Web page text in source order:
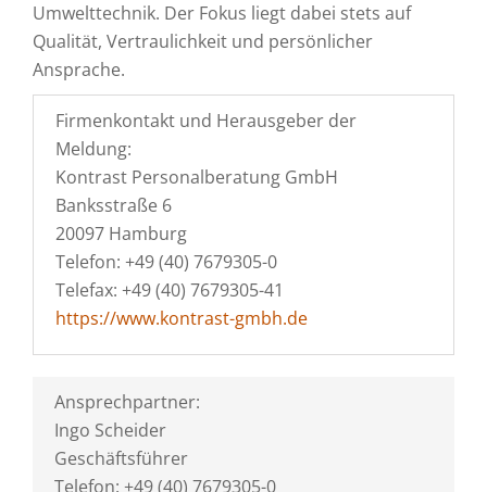
Umwelttechnik. Der Fokus liegt dabei stets auf
Qualität, Vertraulichkeit und persönlicher
Ansprache.
Firmenkontakt und Herausgeber der
Meldung:
Kontrast Personalberatung GmbH
Banksstraße 6
20097 Hamburg
Telefon: +49 (40) 7679305-0
Telefax: +49 (40) 7679305-41
https://www.kontrast-gmbh.de
Ansprechpartner:
Ingo Scheider
Geschäftsführer
Telefon: +49 (40) 7679305-0